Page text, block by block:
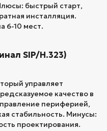
быстрый старт,
инсталляция.
6-10 мест.
SIP/H.323)
управляет
качество в
периферией,
стабильность. Минусы:
проектирования.